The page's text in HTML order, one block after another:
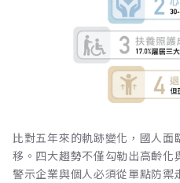
比對五年來的軌跡變化，國人
移。四大趨勢不僅勾勒出高齡
警示企業與個人必須從單點防禦